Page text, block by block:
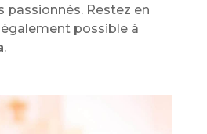
passionnés. Restez en
possible à
.